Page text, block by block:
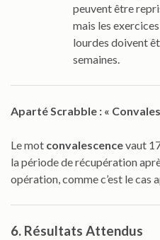
peuvent être
mais les
lourdes doivent
semaines.
Aparté Scrabble : «
Le mot convalescencevaut
la période de récupération
opération, comme c’est le cas
6. Résultats Attendus